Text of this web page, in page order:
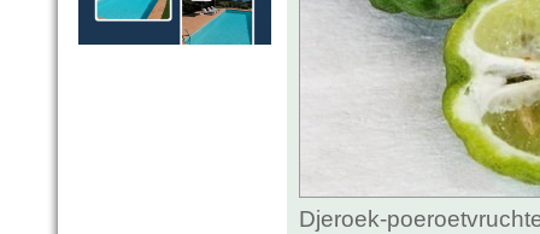
Djeroek-